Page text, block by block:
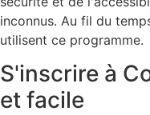
inconnus. Au fil du
utilisent ce programme.
S'inscrire à
et facile